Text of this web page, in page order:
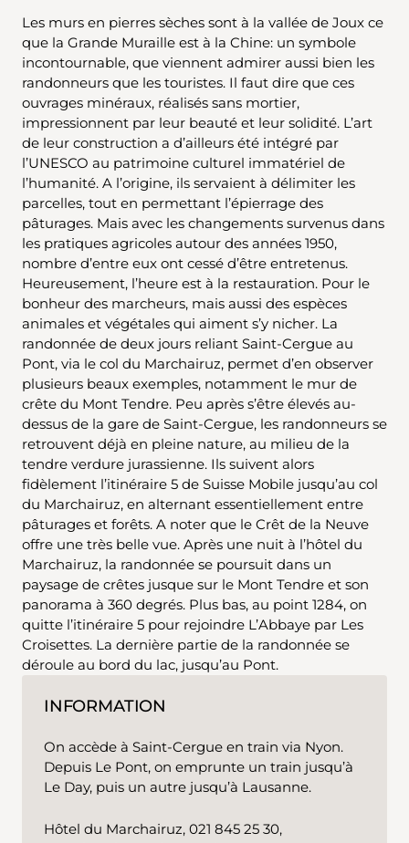
Les murs en pierres sèches sont à la vallée de Joux ce
que la Grande Muraille est à la Chine: un symbole
incontournable, que viennent admirer aussi bien les
randonneurs que les touristes. Il faut dire que ces
ouvrages minéraux, réalisés sans mortier,
impressionnent par leur beauté et leur solidité. L’art
de leur construction a d’ailleurs été intégré par
l’UNESCO au patrimoine culturel immatériel de
l’humanité. A l’origine, ils servaient à délimiter les
parcelles, tout en permettant l’épierrage des
pâturages. Mais avec les changements survenus dans
les pratiques agricoles autour des années 1950,
nombre d’entre eux ont cessé d’être entretenus.
Heureusement, l’heure est à la restauration. Pour le
bonheur des marcheurs, mais aussi des espèces
animales et végétales qui aiment s’y nicher. La
randonnée de deux jours reliant Saint-Cergue au
Pont, via le col du Marchairuz, permet d’en observer
plusieurs beaux exemples, notamment le mur de
crête du Mont Tendre. Peu après s’être élevés au-
dessus de la gare de Saint-Cergue, les randonneurs se
retrouvent déjà en pleine nature, au milieu de la
tendre verdure jurassienne. Ils suivent alors
fidèlement l’itinéraire 5 de Suisse Mobile jusqu’au col
du Marchairuz, en alternant essentiellement entre
pâturages et forêts. A noter que le Crêt de la Neuve
offre une très belle vue. Après une nuit à l’hôtel du
Marchairuz, la randonnée se poursuit dans un
paysage de crêtes jusque sur le Mont Tendre et son
panorama à 360 degrés. Plus bas, au point 1284, on
quitte l’itinéraire 5 pour rejoindre L’Abbaye par Les
Croisettes. La dernière partie de la randonnée se
déroule au bord du lac, jusqu’au Pont.
INFORMATION
On accède à Saint-Cergue en train via Nyon.
Depuis Le Pont, on emprunte un train jusqu’à
Le Day, puis un autre jusqu’à Lausanne.
Hôtel du Marchairuz, 021 845 25 30,